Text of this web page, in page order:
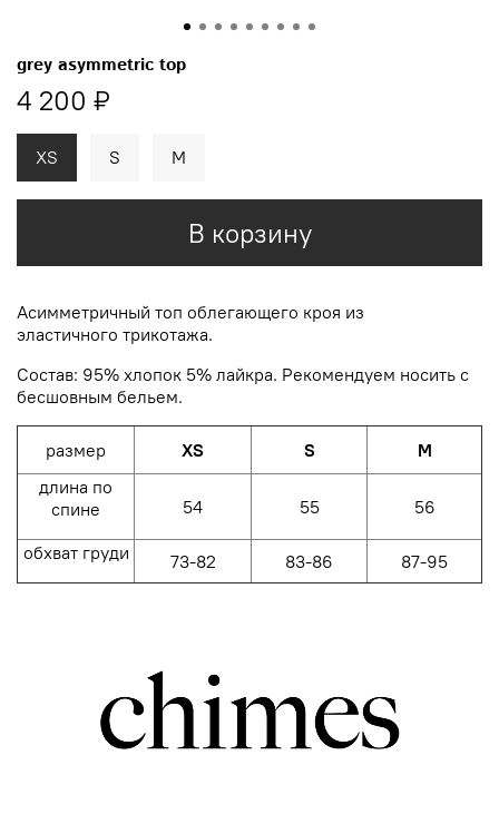
grey asymmetric top
4 200 ₽
В корзину
XS S M
Асимметричный топ облегающего кроя из
эластичного трикотажа.
Состав: 95% хлопок 5% лайкра. Рекомендуем носить с
бесшовным бельем.
размер XS S
M
длина по
спине
54 55 56
обхват груди 73-82 83-86 87-95